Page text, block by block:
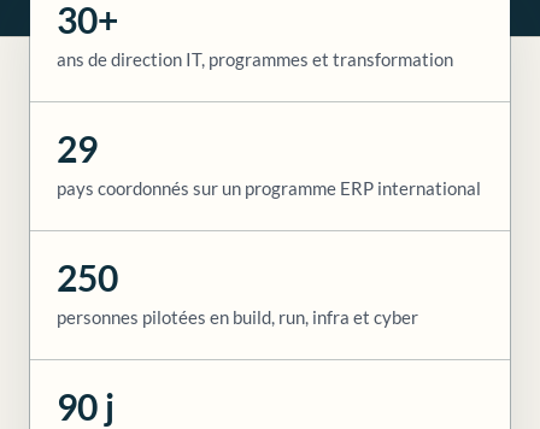
30+
ans de direction IT, programmes et transformation
29
pays coordonnés sur un programme ERP international
250
personnes pilotées en build, run, infra et cyber
90 j